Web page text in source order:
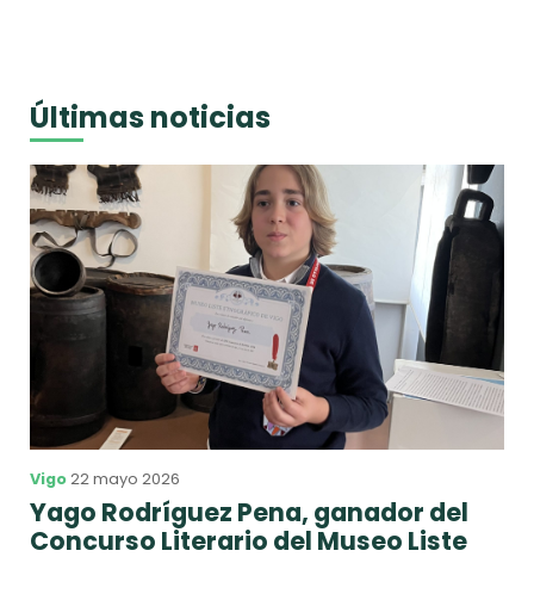
Últimas noticias
Vigo22 mayo 2026
Yago Rodríguez Pena, ganador del
Concurso Literario del Museo Liste